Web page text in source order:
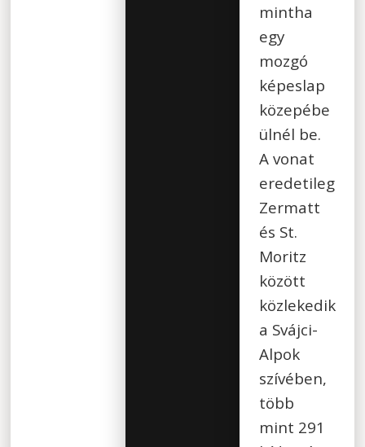
mintha
egy
mozgó
képeslap
közepébe
ülnél be.
A vonat
eredetileg
Zermatt
és St.
Moritz
között
közlekedik
a Svájci-
Alpok
szívében,
több
mint 291